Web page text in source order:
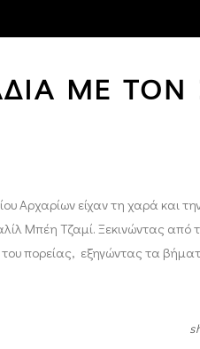
ΜΕ ΤΟΝ
είχαν τη χαρά και
Μπέη Τζαμί. Ξεκινώντας από
πορείας, εξηγώντας τα